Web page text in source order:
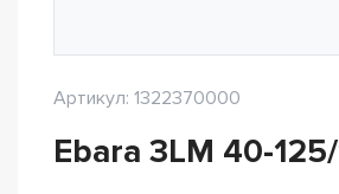
Артикул: 1322370000
Ebara 3LM 40-